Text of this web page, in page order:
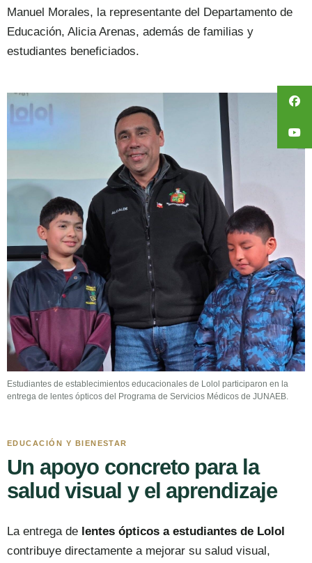
Manuel Morales, la representante del Departamento de
Educación, Alicia Arenas, además de familias y
estudiantes beneficiados.
Estudiantes de establecimientos educacionales de Lolol participaron en la
entrega de lentes ópticos del Programa de Servicios Médicos de JUNAEB.
EDUCACIÓN Y BIENESTAR
Un apoyo concreto para la
salud visual y el aprendizaje
La entrega de lentes ópticos a estudiantes de Lolol
contribuye directamente a mejorar su salud visual,